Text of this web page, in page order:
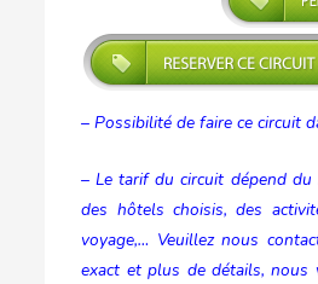
– Possibilité de faire ce circuit
– Le tarif du circuit dépend du
des hôtels choisis, des
voyage,… Veuillez nous
exact et plus de détails, nous